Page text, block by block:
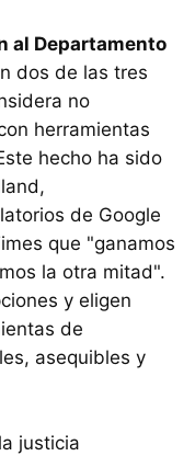
al Departamento
dos de las tres
no
herramientas
hecho ha sido
de Google
que "ganamos
la otra mitad".
y eligen
de
asequibles y
justicia